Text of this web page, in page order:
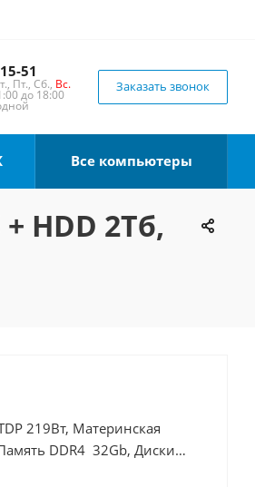
51
Пт., Сб., Вс.
до 18:00
Заказать звонок
Все компьютеры
HDD 2Тб,
219Вт, Материнская
DDR4 32Gb, Диски